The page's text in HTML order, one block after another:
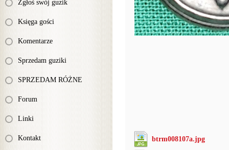
Zgłoś swój guzik
Księga gości
Komentarze
Sprzedam guziki
SPRZEDAM RÓŻNE
Forum
Linki
Kontakt btrm008107a.jpg